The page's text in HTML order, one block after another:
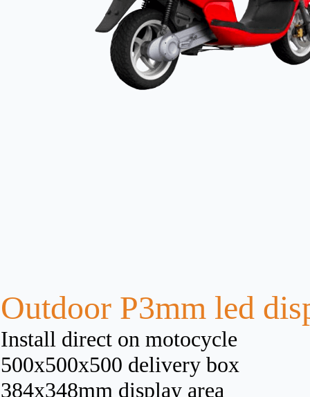
Outdoor P3mm led
Install direct on motocycle
500x500x500 delivery box
384x348mm display area